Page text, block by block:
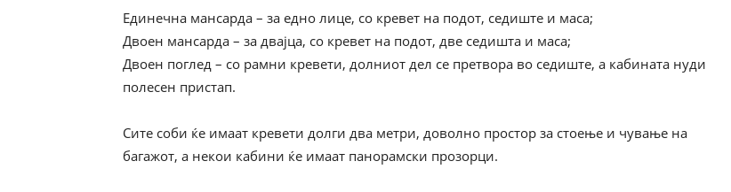
Единечна мансарда – за едно лице, со кревет на подот, седиште и маса;
Двоен мансарда – за двајца, со кревет на подот, две седишта и маса;
Двоен поглед – со рамни кревети, долниот дел се претвора во седиште, а кабината нуди
полесен пристап.
Сите соби ќе имаат кревети долги два метри, доволно простор за стоење и чување на
багажот, а некои кабини ќе имаат панорамски прозорци.